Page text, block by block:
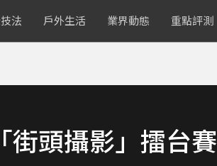
法 戶外生活 業界動態 重點評測
街頭攝影」擂台賽